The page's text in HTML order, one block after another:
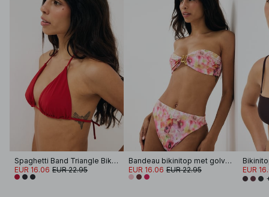
Spaghetti Band Triangle Bikini Top
EUR 16.06 EUR 22.95
Bandeau bikinitop met golvende band
EUR 16.06 EUR 22.95
EUR